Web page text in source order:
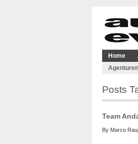
Home
Agenturen
Posts
Team
By Marco